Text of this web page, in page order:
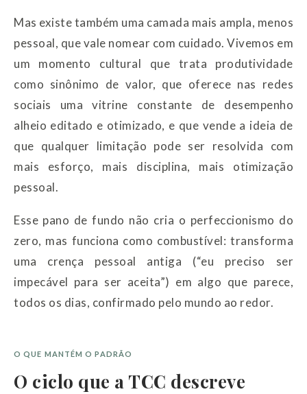
Mas existe também uma camada mais ampla, menos
pessoal, que vale nomear com cuidado. Vivemos em
um momento cultural que trata produtividade
como sinônimo de valor, que oferece nas redes
sociais uma vitrine constante de desempenho
alheio editado e otimizado, e que vende a ideia de
que qualquer limitação pode ser resolvida com
mais esforço, mais disciplina, mais otimização
pessoal.
Esse pano de fundo não cria o perfeccionismo do
zero, mas funciona como combustível: transforma
uma crença pessoal antiga (“eu preciso ser
impecável para ser aceita”) em algo que parece,
todos os dias, confirmado pelo mundo ao redor.
O QUE MANTÉM O PADRÃO
O ciclo que a TCC descreve